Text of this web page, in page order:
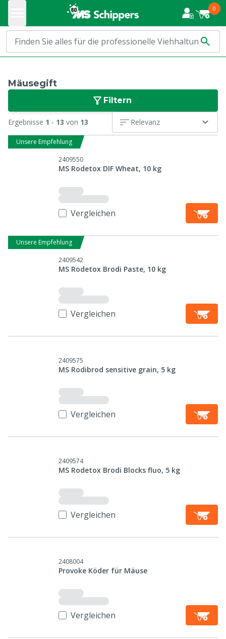
0
Mäusegift
Filtern
Ergebnisse 1 - 13 von 13 Relevanz
Unsere Empfehlung
2409550
MS Rodetox DIF Wheat, 10 kg
Vergleichen
Unsere Empfehlung
2409542
MS Rodetox Brodi Paste, 10 kg
Vergleichen
2409575
MS Rodibrod sensitive grain, 5 kg
Vergleichen
2409574
MS Rodetox Brodi Blocks fluo, 5 kg
Vergleichen
2408004
Provoke Köder für Mäuse
Vergleichen